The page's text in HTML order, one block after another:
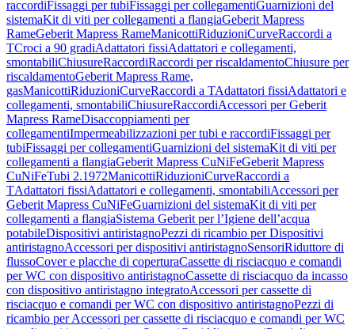
raccordiFissaggi per tubiFissaggi per collegamentiGuarnizioni del
sistemaKit di viti per collegamenti a flangiaGeberit Mapress
RameGeberit Mapress RameManicottiRiduzioniCurveRaccordi a
TCroci a 90 gradiAdattatori fissiAdattatori e collegamenti,
smontabiliChiusureRaccordiRaccordi per riscaldamentoChiusure per
riscaldamentoGeberit Mapress Rame,
gasManicottiRiduzioniCurveRaccordi a TAdattatori fissiAdattatori e
collegamenti, smontabiliChiusureRaccordiAccessori per Geberit
Mapress RameDisaccoppiamenti per
collegamentiImpermeabilizzazioni per tubi e raccordiFissaggi per
tubiFissaggi per collegamentiGuarnizioni del sistemaKit di viti per
collegamenti a flangiaGeberit Mapress CuNiFeGeberit Mapress
CuNiFeTubi 2.1972ManicottiRiduzioniCurveRaccordi a
TAdattatori fissiAdattatori e collegamenti, smontabiliAccessori per
Geberit Mapress CuNiFeGuarnizioni del sistemaKit di viti per
collegamenti a flangiaSistema Geberit per l’Igiene dell’acqua
potabileDispositivi antiristagnoPezzi di ricambio per Dispositivi
antiristagnoAccessori per dispositivi antiristagnoSensoriRiduttore di
flussoCover e placche di coperturaCassette di risciacquo e comandi
per WC con dispositivo antiristagnoCassette di risciacquo da incasso
con dispositivo antiristagno integratoAccessori per cassette di
risciacquo e comandi per WC con dispositivo antiristagnoPezzi di
ricambio per Accessori per cassette di risciacquo e comandi per WC